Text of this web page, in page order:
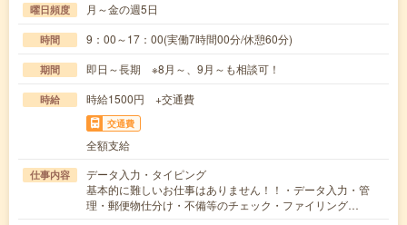
曜日頻度 月～金の週5日
時間 9：00～17：00(実働7時間00分/休憩60分)
期間 即日～長期 ※8月～、9月～も相談可！
時給 時給1500円 +交通費
交通費
全額支給
仕事内容
データ入力・タイピング
基本的に難しいお仕事はありません！！・データ入力・管
理・郵便物仕分け・不備等のチェック・ファイリング…